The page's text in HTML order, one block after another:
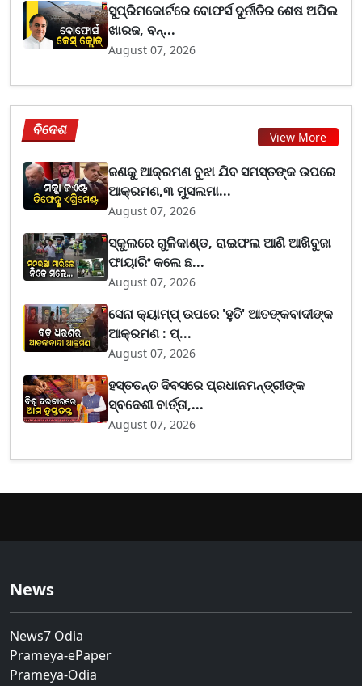
ସୁପ୍ରିମକୋର୍ଟରେ ବୋଫର୍ସ ଦୁର୍ନୀତିର ଶେଷ ଅପିଲ
ଖାରଜ, ବନ୍...
August 07, 2026
ବିଦେଶ View More
ଜଣକୁ ଆକ୍ରମଣ ବୁଝା ଯିବ ସମସ୍ତଙ୍କ ଉପରେ
ଆକ୍ରମଣ,୩ ମୁସଲମା...
August 07, 2026
ସ୍କୁଲରେ ଗୁଳିକାଣ୍ଡ, ରାଇଫଲ ଆଣି ଆଖିବୁଜା
ଫାୟାରିଂ କଲେ ଛ...
August 07, 2026
ସେନା କ୍ୟାମ୍ପ୍ ଉପରେ 'ହୁତି' ଆତଙ୍କବାଦୀଙ୍କ
ଆକ୍ରମଣ : ପ୍...
August 07, 2026
ହସ୍ତତନ୍ତ ଦିବସରେ ପ୍ରଧାନମନ୍ତ୍ରୀଙ୍କ
ସ୍ବଦେଶୀ ବାର୍ତ୍ତା,...
August 07, 2026
News
News7 Odia
Prameya-ePaper
Prameya-Odia